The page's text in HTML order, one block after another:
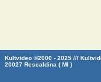
Kultvideo ©2000 - 2025 ///
20027 Rescaldina ( MI )